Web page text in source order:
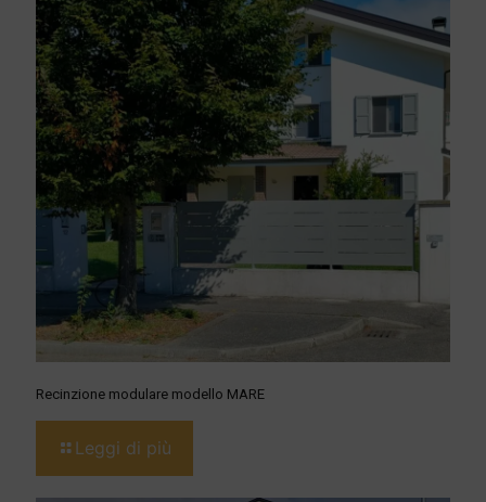
Recinzione modulare modello MARE
Leggi di più